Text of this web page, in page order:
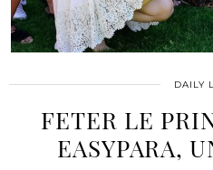
DAILY
FETER LE
EASYPARA,